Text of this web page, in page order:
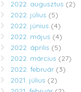
2022. augusztus (2)
2022. július (5)
2022. június (4)
2022. május (4)
2022. április (5)
2022. március (27)
2022. február(3)
2021. július (2)